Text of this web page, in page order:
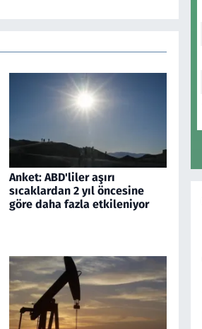
Anket: ABD'liler aşırı
sıcaklardan 2 yıl öncesine
göre daha fazla etkileniyor